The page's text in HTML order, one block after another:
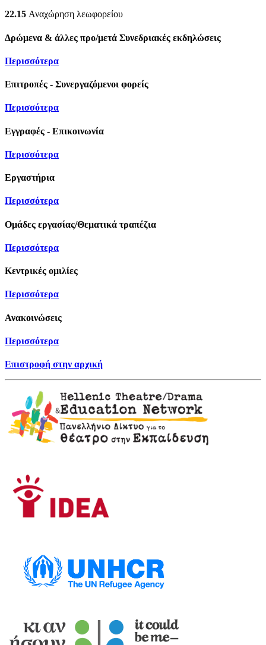
22.15 Αναχώρηση λεωφορείου
Δρώμενα & άλλες προ/μετά Συνεδριακές εκδηλώσεις
Περισσότερα
Επιτροπές - Συνεργαζόμενοι φορείς
Περισσότερα
Εγγραφές - Επικοινωνία
Περισσότερα
Εργαστήρια
Περισσότερα
Ομάδες εργασίας/Θεματικά τραπέζια
Περισσότερα
Κεντρικές ομιλίες
Περισσότερα
Ανακοινώσεις
Περισσότερα
Επιστροφή στην αρχική